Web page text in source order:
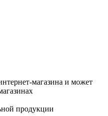
магазина и может
продукции